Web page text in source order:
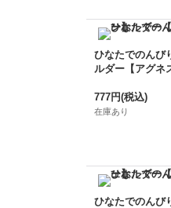
ひなたでのんび
ルダー【アグネ
777円(税込)
在庫あり
ひなたでのんび